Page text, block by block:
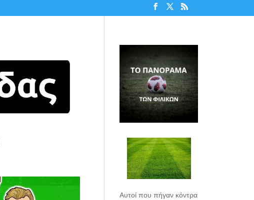
Αυτοί που πήγαν κόντρα